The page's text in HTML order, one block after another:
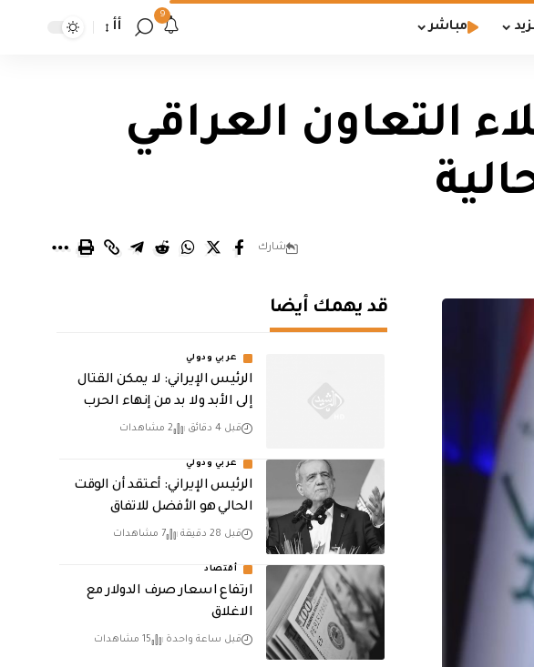
مباشر
9
أأ
التعاون العراقي
شارك
قد يهمك أيضا
عربي ودولي
الرئيس الإيراني: لا يمكن القتال
إلى الأبد ولا بد من إنهاء الحرب
قبل 4 دقائق 2 مشاهدات
عربي ودولي
الرئيس الإيراني: أعتقد أن الوقت
الحالي هو الأفضل للاتفاق
قبل 28 دقيقة 7 مشاهدات
أقتصاد
ارتفاع اسعار صرف الدولار مع
الاغلاق
قبل ساعة واحدة 15 مشاهدات